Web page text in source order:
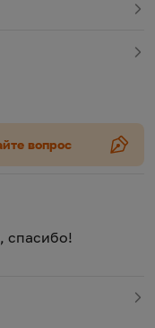
вопрос
спасибо!